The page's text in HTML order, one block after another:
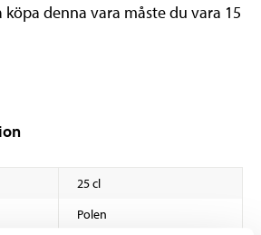
köpa denna vara måste du vara 15
25 cl
Polen